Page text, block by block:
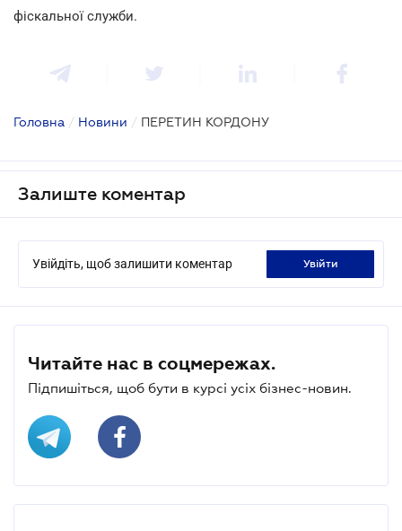
фіскальної служби.
Головна / Новини / ПЕРЕТИН КОРДОНУ
Залиште коментар
Увійдіть, щоб залишити коментар увійти
Читайте нас в соцмережах.
Підпишіться, щоб бути в курсі усіх бізнес-новин.